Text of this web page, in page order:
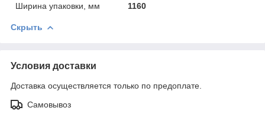
Ширина упаковки, мм
1160
Скрыть
Условия доставки
Доставка осуществляется только по предоплате.
Самовывоз